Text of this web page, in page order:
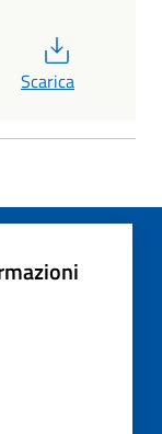
Scarica